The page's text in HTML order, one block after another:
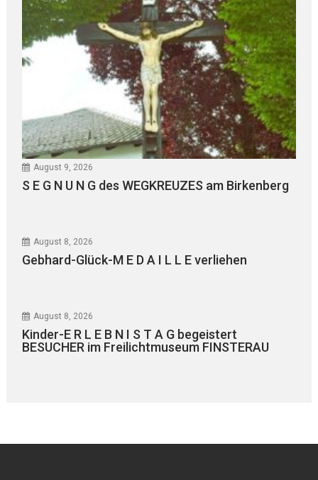
August 9, 2026
S E G N U N G des WEGKREUZES am Birkenberg
August 8, 2026
Gebhard-Glück-M E D A I L L E verliehen
August 8, 2026
Kinder-E R L E B N I S T A G begeistert
BESUCHER im Freilichtmuseum FINSTERAU